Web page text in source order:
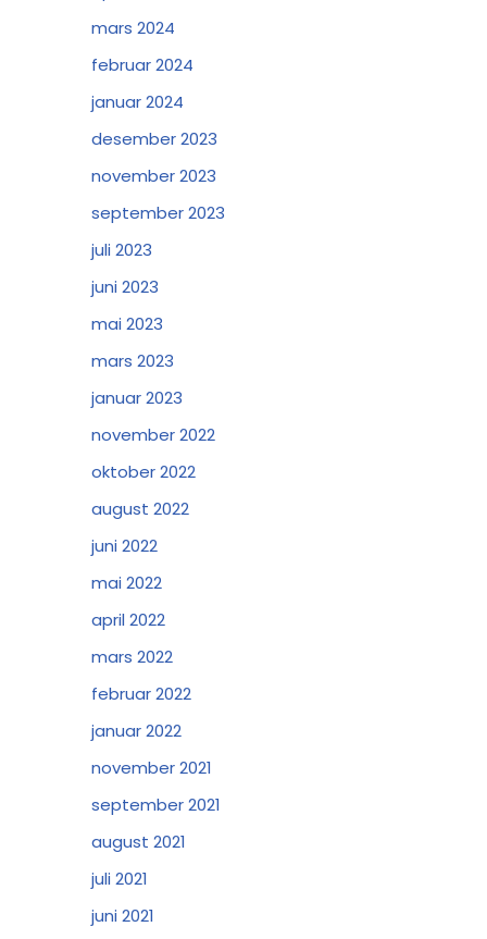
mars 2024
februar 2024
januar 2024
desember 2023
november 2023
september 2023
juli 2023
juni 2023
mai 2023
mars 2023
januar 2023
november 2022
oktober 2022
august 2022
juni 2022
mai 2022
april 2022
mars 2022
februar 2022
januar 2022
november 2021
september 2021
august 2021
juli 2021
juni 2021